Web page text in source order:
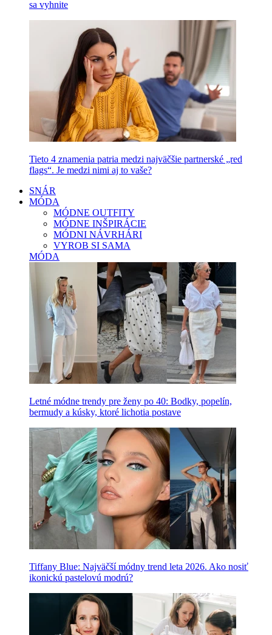
sa vyhnite
Tieto 4 znamenia patria medzi najväčšie partnerské „red
flags“. Je medzi nimi aj to vaše?
SNÁR
MÓDA
MÓDNE OUTFITY
MÓDNE INŠPIRÁCIE
MÓDNI NÁVRHÁRI
VYROB SI SAMA
MÓDA
Letné módne trendy pre ženy po 40: Bodky, popelín,
bermudy a kúsky, ktoré lichotia postave
Tiffany Blue: Najväčší módny trend leta 2026. Ako nosiť
ikonickú pastelovú modrú?